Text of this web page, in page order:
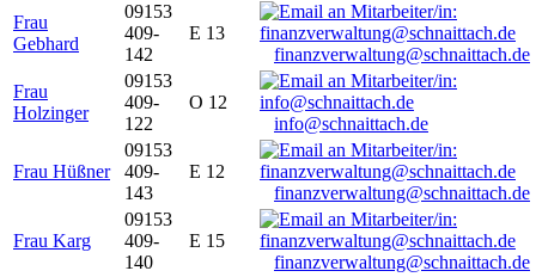
Frau
Gebhard
09153
409-
142
E 13
finanzverwaltung@schnaittach.de
Frau
Holzinger
09153
409-
122
O 12
info@schnaittach.de
Frau Hüßner
09153
409-
143
E 12
finanzverwaltung@schnaittach.de
Frau Karg
09153
409-
140
E 15
finanzverwaltung@schnaittach.de